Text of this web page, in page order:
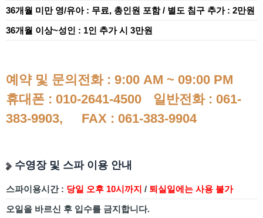
36개월 미만 영/유아 : 무료, 총인원 포함/ 별도 침구 추가 : 2만원
36개월 이상~성인 : 1인 추가 시 3만원
예약 및 문의전화 : 9:00 AM ~ 09:00 PM
휴대폰 : 010-2641-4500
일반전화 : 061-
383-9903,
FAX : 061-383-9904
수영장 및 스파 이용 안내
스파이용시간 : 당일 오후 10시까지 / 퇴실일에는 사용 불가
오일을 바르신 후 입수를 금지합니다.